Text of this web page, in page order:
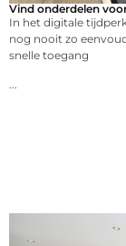
Vind onderdelen
In het digitale
nog nooit zo
snelle toegang
...